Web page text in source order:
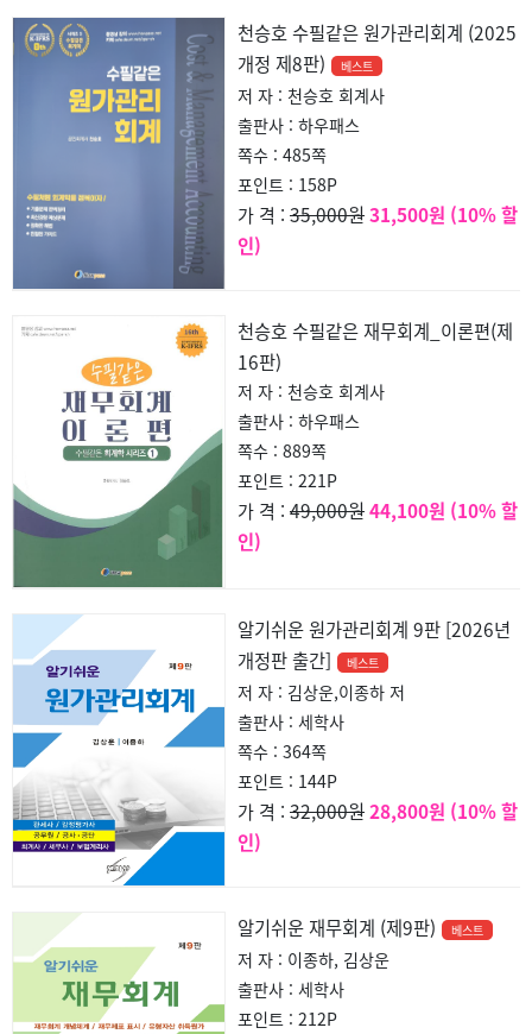
천승호 수필같은 원가관리회계 (2025
개정 제8판)
베스트
저 자 : 천승호 회계사
출판사 : 하우패스
쪽수 : 485쪽
포인트 : 158P
가 격 : 35,000원31,500원 (10% 할
인)
천승호 수필같은 재무회계_이론편(제
16판)
저 자 : 천승호 회계사
출판사 : 하우패스
쪽수 : 889쪽
포인트 : 221P
가 격 : 49,000원44,100원 (10% 할
인)
알기쉬운 원가관리회계 9판 [2026년
개정판 출간]
베스트
저 자 : 김상운,이종하 저
출판사 : 세학사
쪽수 : 364쪽
포인트 : 144P
가 격 : 32,000원28,800원 (10% 할
인)
알기쉬운 재무회계 (제9판) 베스트
저 자 : 이종하, 김상운
출판사 : 세학사
포인트 : 212P